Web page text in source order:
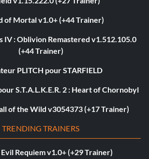
of Mortal v1.0+ (+44 Trainer)
IV : Oblivion Remastered v1.512.105.0
(+44 Trainer)
PLITCH pour STARFIELD
S.T.A.L.K.E.R. 2 : Heart of Chornobyl
of the Wild v3054373 (+17 Trainer)
TRENDING TRAINERS
Requiem v1.0+ (+29 Trainer)